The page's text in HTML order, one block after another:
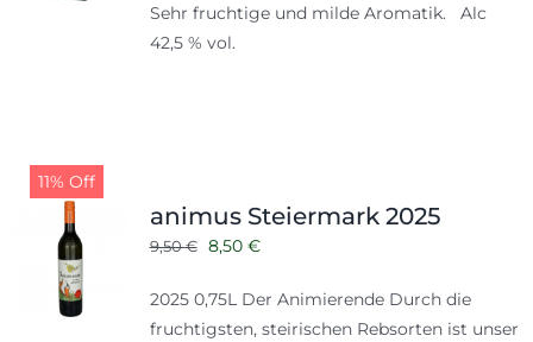
Sehr fruchtige und milde Aromatik. Alc
42,5 % vol.
11% Off
animus Steiermark 2025
9,50€ Ursprünglicher
war:
9,50 €
8,50 €Aktueller
ist:
8,50 €.
2025 0,75L Der Animierende Durch die
fruchtigsten, steirischen Rebsorten ist unser